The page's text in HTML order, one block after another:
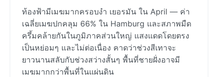
ท้องฟ้ามีเมฆมากครอบงำ เยอรมัน ใน April — ค่า
เฉลี่ยเมฆปกคลุม 66% ใน Hamburg และสภาพมืด
ครึ้มคล้ายกันในภูมิภาคส่วนใหญ่ แสงแดดโดยตรง
เป็นหย่อมๆ และไม่ต่อเนื่อง คาดว่าช่วงสีเทาจะ
ยาวนานสลับกับช่วงสว่างสั้นๆ พื้นที่ชายฝั่งอาจมี
เมฆมากกว่าพื้นที่ในแผ่นดิน